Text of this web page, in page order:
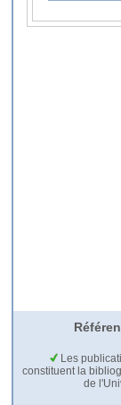
Les
constituent la
de